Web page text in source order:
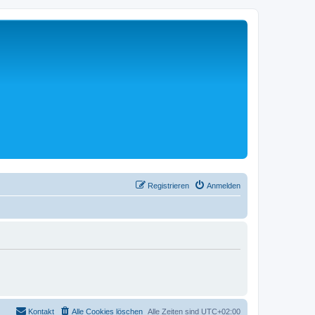
Anmelden
Registrieren
Alle Zeiten sind UTC+02:00
Alle Cookies löschen
Kontakt